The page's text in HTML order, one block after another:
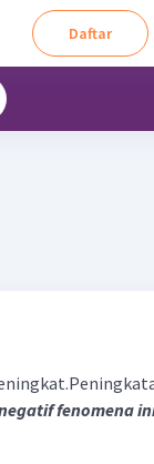
Daftar
fenomena